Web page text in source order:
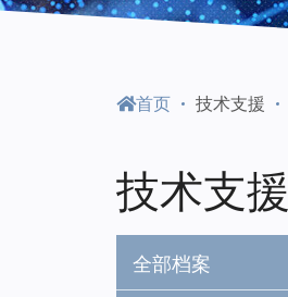
门
首页 技术支援
技术支援
全部档案